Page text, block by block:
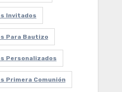
Invitados
Para Bautizo
Personalizados
Primera Comunión